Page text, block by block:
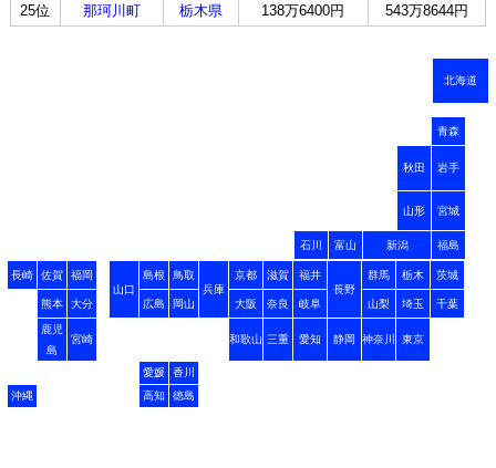
25位
那珂川町 栃木県 138万6400円 543万8644円
北海道
青森
秋田 岩手
山形 宮城
石川 富山 新潟 福島
長崎 佐賀
福岡
山口
島根
鳥取
兵庫
京都 滋賀
福井
長野
群馬 栃木 茨城
熊本 大分 広島 岡山 大阪 奈良 岐阜 山梨 埼玉 千葉
鹿児
島
宮崎 和歌山 三重 愛知 静岡 神奈川 東京
愛媛
香川
沖縄
高知 徳島